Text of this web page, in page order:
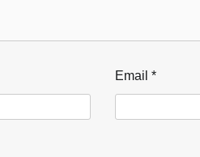
Email *